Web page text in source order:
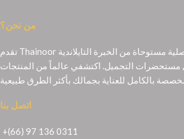
من نحن؟
تقدم Thainoor منتجات تجميل أصلية مستوحاة من الخبرة التايلاندية
مستحضرات التجميل. اكتشفي عالماً من المنتجات
اتصل بنا
+(66) 97 136 0311